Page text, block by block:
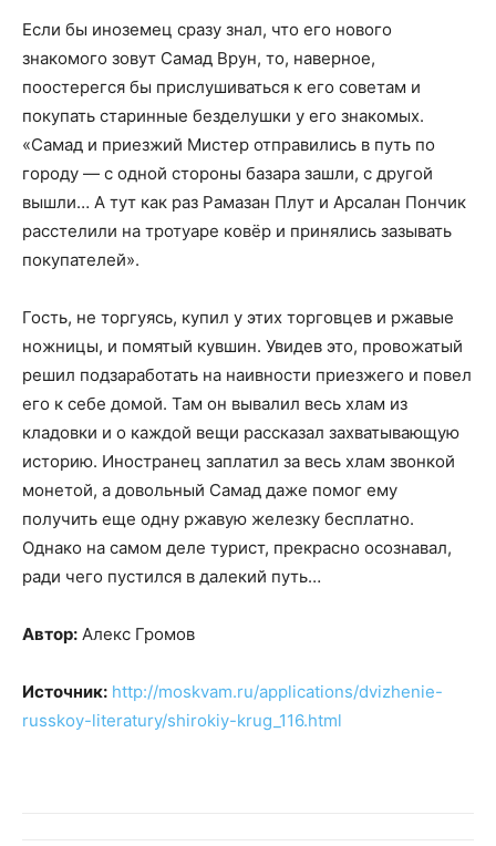
Если бы иноземец сразу знал, что его нового
знакомого зовут Самад Врун, то, наверное,
поостерегся бы прислушиваться к его советам и
покупать старинные безделушки у его знакомых.
«Самад и приезжий Мистер отправились в путь по
городу — с одной стороны базара зашли, с другой
вышли… А тут как раз Рамазан Плут и Арсалан Пончик
расстелили на тротуаре ковёр и принялись зазывать
покупателей».
Гость, не торгуясь, купил у этих торговцев и ржавые
ножницы, и помятый кувшин. Увидев это, провожатый
решил подзаработать на наивности приезжего и повел
его к себе домой. Там он вывалил весь хлам из
кладовки и о каждой вещи рассказал захватывающую
историю. Иностранец заплатил за весь хлам звонкой
монетой, а довольный Самад даже помог ему
получить еще одну ржавую железку бесплатно.
Однако на самом деле турист, прекрасно осознавал,
ради чего пустился в далекий путь…
Автор: Алекс Громов
Источник: http://moskvam.ru/applications/dvizhenie-
russkoy-literatury/shirokiy-krug_116.html